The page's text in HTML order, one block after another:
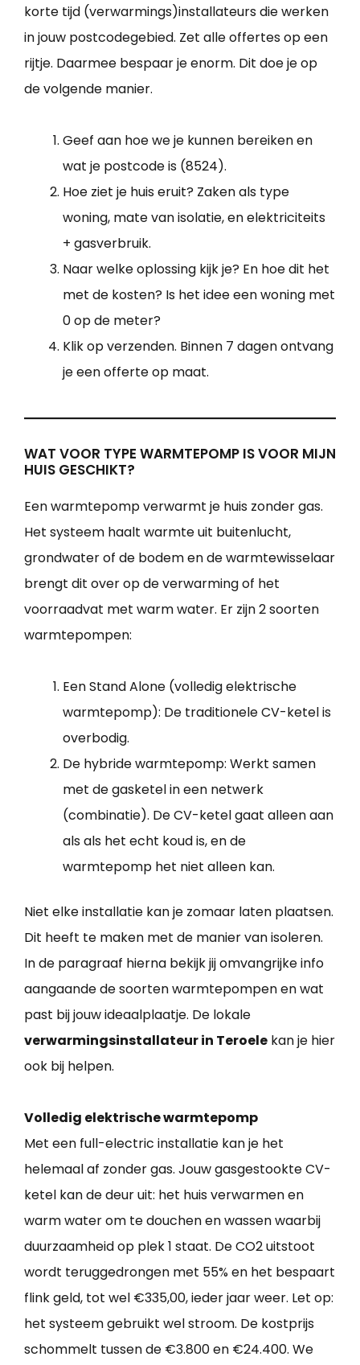
korte tijd (verwarmings)installateurs die werken
in jouw postcodegebied. Zet alle offertes op een
rijtje. Daarmee bespaar je enorm. Dit doe je op
de volgende manier.
Geef aan hoe we je kunnen bereiken en
wat je postcode is (8524).
Hoe ziet je huis eruit? Zaken als type
woning, mate van isolatie, en elektriciteits
+ gasverbruik.
Naar welke oplossing kijk je? En hoe dit het
met de kosten? Is het idee een woning met
0 op de meter?
Klik op verzenden. Binnen 7 dagen ontvang
je een offerte op maat.
WAT VOOR TYPE WARMTEPOMP IS VOOR MIJN
HUIS GESCHIKT?
Een warmtepomp verwarmt je huis zonder gas.
Het systeem haalt warmte uit buitenlucht,
grondwater of de bodem en de warmtewisselaar
brengt dit over op de verwarming of het
voorraadvat met warm water. Er zijn 2 soorten
warmtepompen:
Een Stand Alone (volledig elektrische
warmtepomp): De traditionele CV-ketel is
overbodig.
De hybride warmtepomp: Werkt samen
met de gasketel in een netwerk
(combinatie). De CV-ketel gaat alleen aan
als als het echt koud is, en de
warmtepomp het niet alleen kan.
Niet elke installatie kan je zomaar laten plaatsen.
Dit heeft te maken met de manier van isoleren.
In de paragraaf hierna bekijk jij omvangrijke info
aangaande de soorten warmtepompen en wat
past bij jouw ideaalplaatje. De lokale
verwarmingsinstallateur in Teroele kan je hier
ook bij helpen.
Volledig elektrische warmtepomp
Met een full-electric installatie kan je het
helemaal af zonder gas. Jouw gasgestookte CV-
ketel kan de deur uit: het huis verwarmen en
warm water om te douchen en wassen waarbij
duurzaamheid op plek 1 staat. De CO2 uitstoot
wordt teruggedrongen met 55% en het bespaart
flink geld, tot wel €335,00, ieder jaar weer. Let op:
het systeem gebruikt wel stroom. De kostprijs
schommelt tussen de €3.800 en €24.400. We